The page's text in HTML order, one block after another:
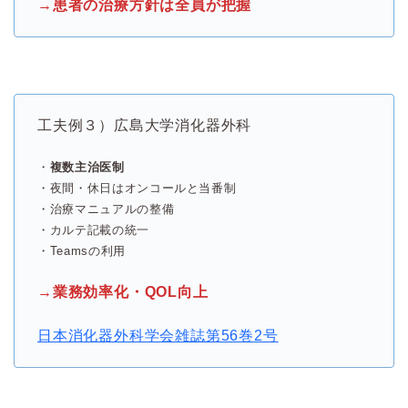
→患者の治療方針は全員が把握
工夫例３）広島大学消化器外科
・ 複数主治医制
・夜間・休日はオンコールと当番制
・治療マニュアルの整備
・カルテ記載の統一
・Teamsの利用
→業務効率化・QOL向上
日本消化器外科学会雑誌第56巻2号